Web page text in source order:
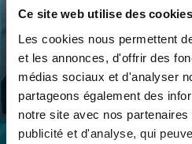
Ce site web utilise des
Les cookies nous permettent
et les annonces, d'offrir des
médias sociaux et d'analyser
partageons également des
notre site avec nos
publicité et d'analyse, qui
20 Juillet 2020
Comments